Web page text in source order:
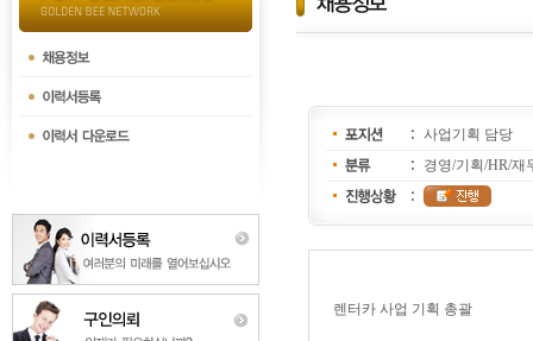
사업기획 담당
경영/기획/HR/재
렌터카 사업 기획 총괄